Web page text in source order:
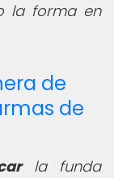
la forma en
de
de
la funda